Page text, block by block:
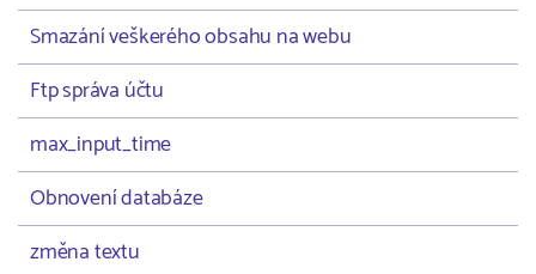
Smazání veškerého obsahu na webu
Ftp správa účtu
max_input_time
Obnovení databáze
změna textu